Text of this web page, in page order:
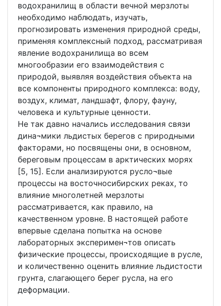
водохранилищ в области вечной мерзлоты
необходимо наблюдать, изучать,
прогнозировать изменения природной среды,
применяя комплексный подход, рассматривая
явление водохранилища во всем
многообразии его взаимодействия с
природой, выявляя воздействия объекта на
все компоненты природного комплекса: воду,
воздух, климат, ландшафт, флору, фауну,
человека и культурные ценности.
Не так давно начались исследования связи
дина¬мики льдистых берегов с природными
факторами, но посвящены они, в основном,
береговым процессам в арктических морях
[5, 15]. Если анализируются русло¬вые
процессы на восточносибирских реках, то
влияние многолетней мерзлоты
рассматривается, как правило, на
качественном уровне. В настоящей работе
впервые сделана попытка на основе
лабораторных эксперимен¬тов описать
физические процессы, происходящие в русле,
и количественно оценить влияние льдистости
грунта, слагающего берег русла, на его
деформации.